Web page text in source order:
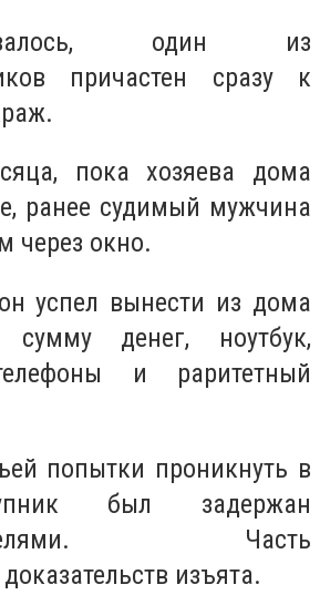
один из
причастен сразу к
пока хозяева дома
ранее судимый мужчина
через окно.
успел вынести из дома
сумму денег, ноутбук,
и раритетный
попытки проникнуть в
был задержан
Часть
изъята.